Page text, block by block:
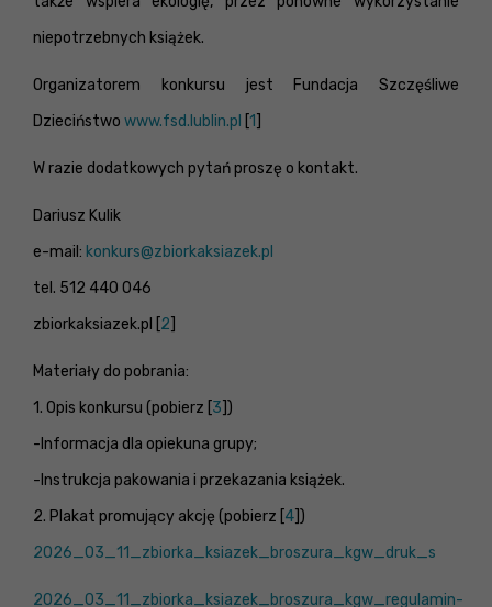
niepotrzebnych książek.
Organizatorem konkursu jest Fundacja Szczęśliwe
Dzieciństwo www.fsd.lublin.pl 1
W razie dodatkowych pytań proszę o kontakt.
Dariusz Kulik
e-mail: konkurs@zbiorkaksiazek.pl
tel. 512 440 046
zbiorkaksiazek.pl [ 2
Materiały do pobrania:
1. Opis konkursu (pobierz [ 3 ])
-Informacja dla opiekuna grupy;
-Instrukcja pakowania i przekazania książek.
2. Plakat promujący akcję (pobierz [ 4 ])
2026_03_11_zbiorka_ksiazek_broszura_kgw_druk_s
2026_03_11_zbiorka_ksiazek_broszura_kgw_regulamin-